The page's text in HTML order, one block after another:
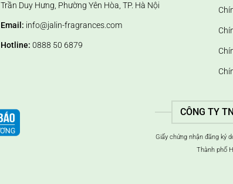
Trần Duy Hưng, Phường Yên Hòa, TP. Hà Nội
Email: info@jalin-fragrances.com
Hotline: 0888 50 6879
CÔNG TY
Giấy chứng nhận đăng ký
Thành phố